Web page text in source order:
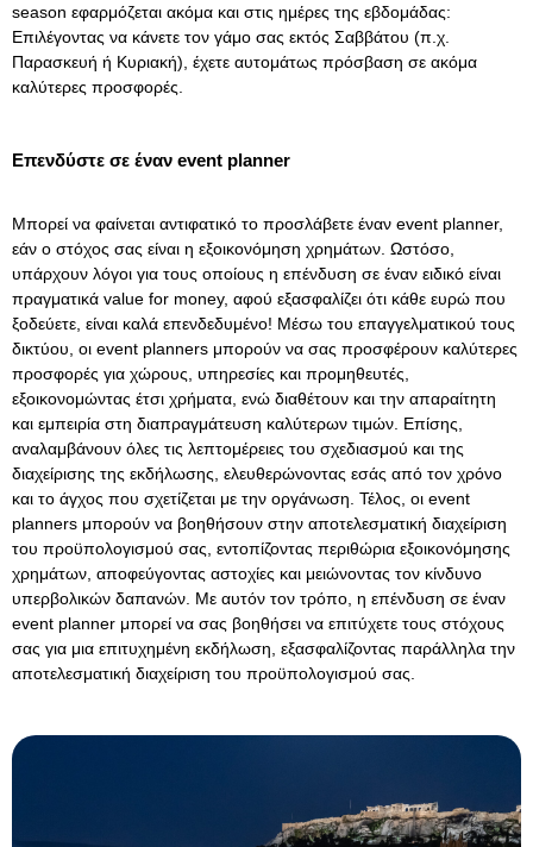
season εφαρμόζεται ακόμα και στις ημέρες της εβδομάδας:
Επιλέγοντας να κάνετε τον γάμο σας εκτός Σαββάτου (π.χ.
Παρασκευή ή Κυριακή), έχετε αυτομάτως πρόσβαση σε ακόμα
καλύτερες προσφορές.
Επενδύστε σε έναν event planner
Μπορεί να φαίνεται αντιφατικό το προσλάβετε έναν event planner,
εάν ο στόχος σας είναι η εξοικονόμηση χρημάτων. Ωστόσο,
υπάρχουν λόγοι για τους οποίους η επένδυση σε έναν ειδικό είναι
πραγματικά value for money, αφού εξασφαλίζει ότι κάθε ευρώ που
ξοδεύετε, είναι καλά επενδεδυμένο! Μέσω του επαγγελματικού τους
δικτύου, οι event planners μπορούν να σας προσφέρουν καλύτερες
προσφορές για χώρους, υπηρεσίες και προμηθευτές,
εξοικονομώντας έτσι χρήματα, ενώ διαθέτουν και την απαραίτητη
και εμπειρία στη διαπραγμάτευση καλύτερων τιμών. Επίσης,
αναλαμβάνουν όλες τις λεπτομέρειες του σχεδιασμού και της
διαχείρισης της εκδήλωσης, ελευθερώνοντας εσάς από τον χρόνο
και το άγχος που σχετίζεται με την οργάνωση. Τέλος, οι event
planners μπορούν να βοηθήσουν στην αποτελεσματική διαχείριση
του προϋπολογισμού σας, εντοπίζοντας περιθώρια εξοικονόμησης
χρημάτων, αποφεύγοντας αστοχίες και μειώνοντας τον κίνδυνο
υπερβολικών δαπανών. Με αυτόν τον τρόπο, η επένδυση σε έναν
event planner μπορεί να σας βοηθήσει να επιτύχετε τους στόχους
σας για μια επιτυχημένη εκδήλωση, εξασφαλίζοντας παράλληλα την
αποτελεσματική διαχείριση του προϋπολογισμού σας.